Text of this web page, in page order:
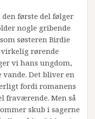
første del følger
nogle gribende
søsteren Birdie
rørende
vi hans ungdom,
Det bliver en
fordi romanens
fraværende. Men så
skub i sagerne